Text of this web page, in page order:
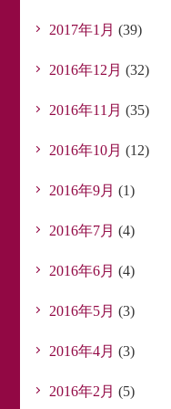
2017年1月 (39)
2016年12月 (32)
2016年11月 (35)
2016年10月 (12)
2016年9月 (1)
2016年7月 (4)
2016年6月 (4)
2016年5月 (3)
2016年4月 (3)
2016年2月 (5)